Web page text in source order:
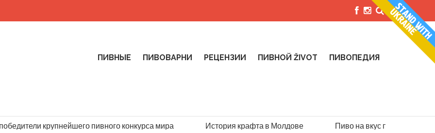
ПИВНЫЕ ПИВОВАРНИ РЕЦЕНЗИИ ПИВНОЙ ŽIVOT ПИВОПЕДИЯ
крупнейшего пивного конкурса мира История крафта в Молдове Пиво на вкус парашютиста: